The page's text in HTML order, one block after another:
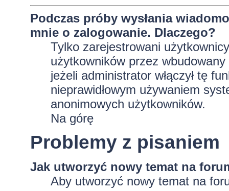
Podczas próby wysłania
mnie o zalogowanie. Dlaczego?
Tylko zarejestrowani
użytkowników przez
jeżeli administrator włączył tę
nieprawidłowym używaniem
anonimowych użytkowników.
Na górę
Problemy z pisaniem
Jak utworzyć nowy temat na
Aby utworzyć nowy temat na